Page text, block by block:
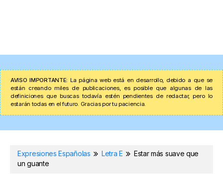
AVISO IMPORTANTE: La página web está en desarrollo, debido a que se
están creando miles de publicaciones, es posible que algunas de las
definiciones que buscas todavía estén pendientes de redactar, pero lo
estarán todas en el futuro. Gracias por tu paciencia.
Expresiones Españolas Letra E
Estar más suave que
un guante